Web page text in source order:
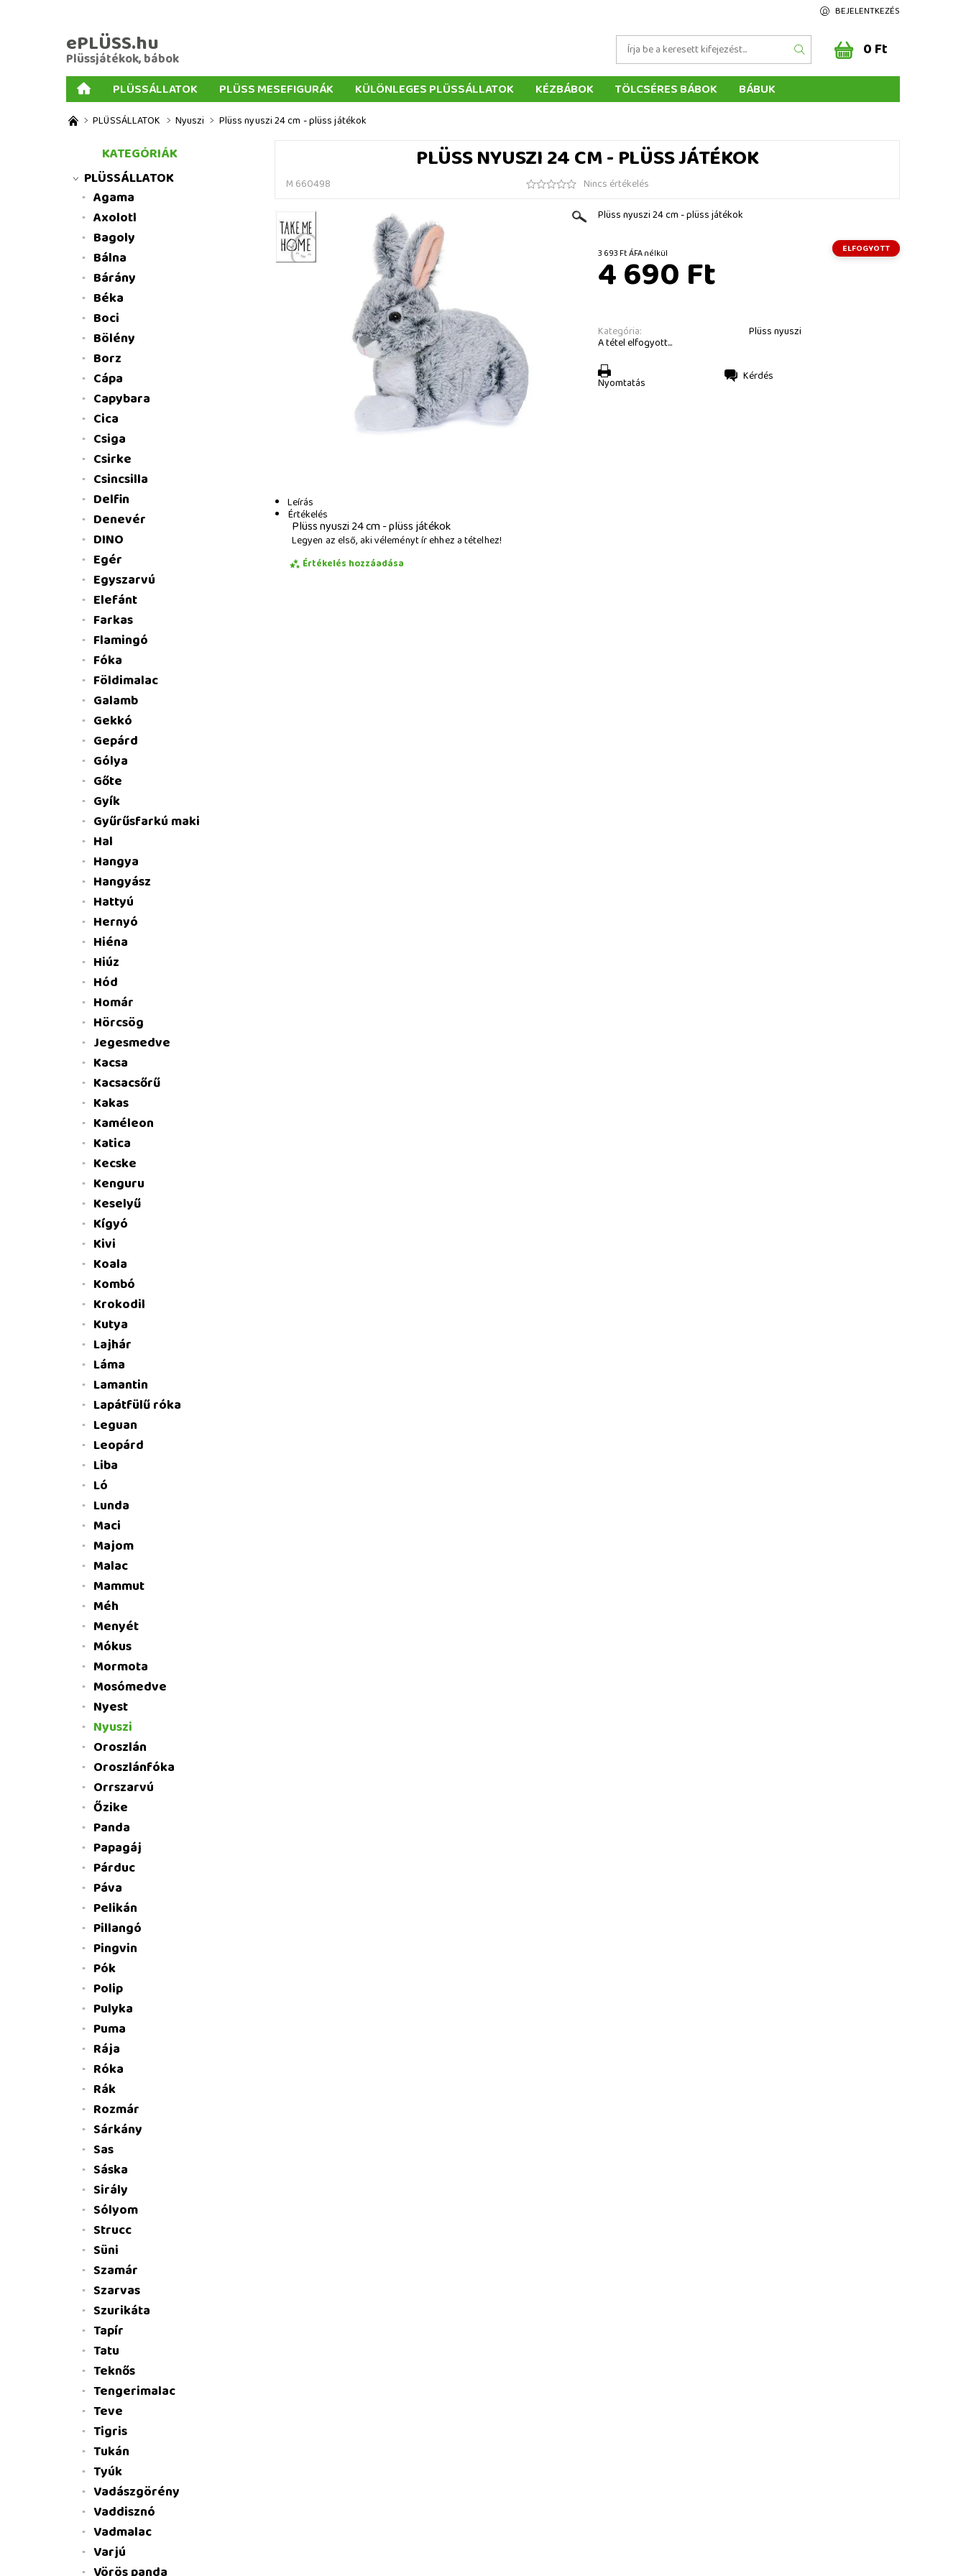
BEJELENTKEZÉS
ePLÜSS.hu
Plüssjátékok, bábok 0 Ft
PLÜSSÁLLATOK PLÜSS MESEFIGURÁK KÜLÖNLEGES PLÜSSÁLLATOK KÉZBÁBOK TÖLCSÉRES BÁBOK
BÁBUK
AJÁNDÉKOK PLÜSSÖKHÖZ
MENNYISÉGI KEDVEZMÉNYEK
ÜZLETI FELTÉTELEK
PLÜSSÁLLATOK Nyuszi Plüss nyuszi 24 cm - plüss játékok
PLÜSS NYUSZI 24 CM - PLÜSS JÁTÉKOK
M 660498
Nincs értékelés
Plüss nyuszi 24 cm - plüss játékok
3 693 Ft ÁFA nélkül ELFOGYOTT
4 690 Ft
Kategória: Plüss nyuszi
A tétel elfogyott...
Nyomtatás Kérdés
Leírás
Értékelés
Plüss nyuszi 24 cm - plüss játékok
Legyen az első, aki véleményt ír ehhez a tételhez!
Értékelés hozzáadása
KATEGÓRIÁK
PLÜSSÁLLATOK
Agama
Axolotl
Bagoly
Bálna
Bárány
Béka
Boci
Bölény
Borz
Cápa
Capybara
Cica
Csiga
Csirke
Csincsilla
Delfin
Denevér
DINO
Egér
Egyszarvú
Elefánt
Farkas
Flamingó
Fóka
Földimalac
Galamb
Gekkó
Gepárd
Gólya
Gőte
Gyík
Gyűrűsfarkú maki
Hal
Hangya
Hangyász
Hattyú
Hernyó
Hiéna
Hiúz
Hód
Homár
Hörcsög
Jegesmedve
Kacsa
Kacsacsőrű
Kakas
Kaméleon
Katica
Kecske
Kenguru
Keselyű
Kígyó
Kivi
Koala
Kombó
Krokodil
Kutya
Lajhár
Láma
Lamantin
Lapátfülű róka
Leguan
Leopárd
Liba
Ló
Lunda
Maci
Majom
Malac
Mammut
Méh
Menyét
Mókus
Mormota
Mosómedve
Nyest
Nyuszi
Oroszlán
Oroszlánfóka
Orrszarvú
Őzike
Panda
Papagáj
Párduc
Páva
Pelikán
Pillangó
Pingvin
Pók
Polip
Pulyka
Puma
Rája
Róka
Rák
Rozmár
Sárkány
Sas
Sáska
Sirály
Sólyom
Strucc
Süni
Szamár
Szarvas
Szurikáta
Tapír
Tatu
Teknős
Tengerimalac
Teve
Tigris
Tukán
Tyúk
Vadászgörény
Vaddisznó
Vadmalac
Varjú